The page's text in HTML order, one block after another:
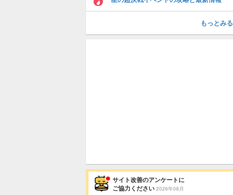
もっとみる
サイト改善のアンケートに
ご協力ください 2026年08月